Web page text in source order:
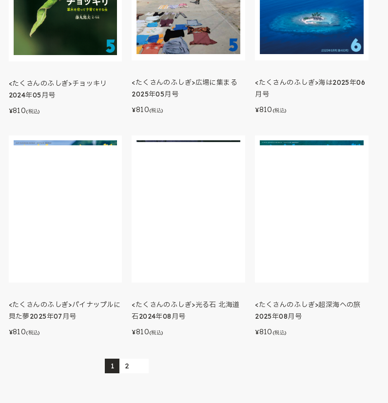
<たくさんのふしぎ>チョッキリ
2024年05月号
¥810(税込)
<たくさんのふしぎ>広場に集まる
2025年05月号
¥810(税込)
<たくさんのふしぎ>海は2025年06
月号
¥810 (税込)
<たくさんのふしぎ>パイナップルに
見た夢2025年07月号
¥810(税込)
<たくさんのふしぎ>光る石 北海道
石2024年08月号
¥810(税込)
<たくさんのふしぎ>超深海への旅
2025年08月号
¥810 (税込)
1 2